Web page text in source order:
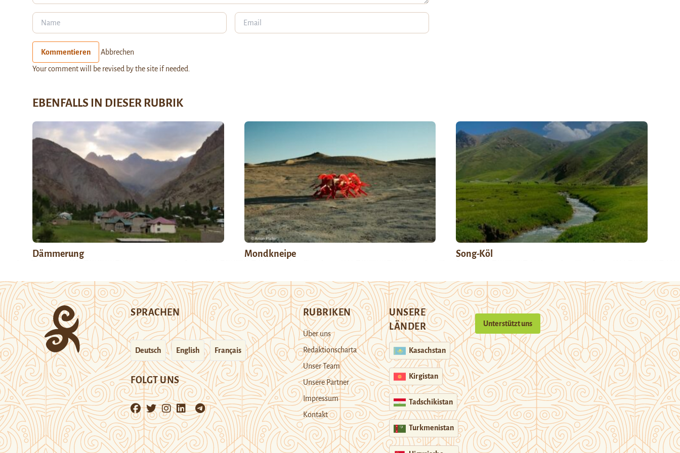
Kommentieren Abbrechen
Your comment will be revised by the site if needed.
EBENFALLS IN DIESER RUBRIK
Dämmerung Mondkneipe Song-Köl
SPRACHEN
Deutsch English Français
FOLGT UNS
RUBRIKEN
Über uns
Redaktionscharta
Unser Team
Unsere Partner
Impressum
Kontakt
UNSERE
LÄNDER
Kasachstan
Kirgistan
Tadschikistan
Turkmenistan
Unterstützt uns